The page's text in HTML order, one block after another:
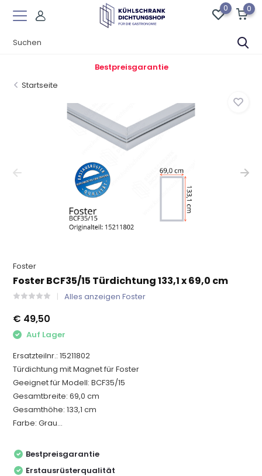
0 0
Bestpreisgarantie
Startseite
Foster
Foster BCF35/15 Türdichtung 133,1 x 69,0 cm
Alles anzeigen Foster
€ 49,50
Auf Lager
Ersatzteilnr.: 15211802
Türdichtung mit Magnet für Foster
Geeignet für Modell: BCF35/15
Gesamtbreite: 69,0 cm
Gesamthöhe: 133,1 cm
Farbe: Grau...
Bestpreisgarantie
Erstausrüsterqualität